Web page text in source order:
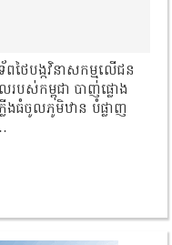
ថៃបង្កវិនាសកម្មលើជន
របស់កម្ពុជា បាញ់ផ្លោង
ើងធំចូលភូមិឋាន បំផ្លាញ